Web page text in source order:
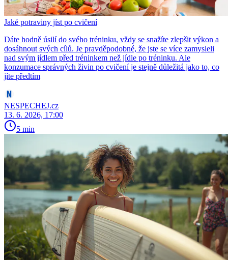
Jaké potraviny jíst po cvičení
Dáte hodně úsilí do svého tréninku, vždy se snažíte zlepšit výkon a
dosáhnout svých cílů. Je pravděpodobné, že jste se více zamysleli
nad svým jídlem před tréninkem než jídle po tréninku. Ale
konzumace správných živin po cvičení je stejně důležitá jako to, co
jíte předtím
NESPECHEJ.cz
13. 6. 2026, 17:00
5 min